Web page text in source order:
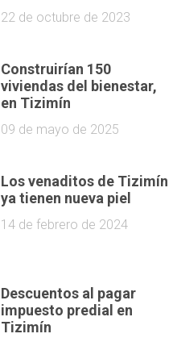
22 de octubre de 2023
Construirían 150
viviendas del bienestar,
en Tizimín
09 de mayo de 2025
Los venaditos de Tizimín
ya tienen nueva piel
14 de febrero de 2024
Descuentos al pagar
impuesto predial en
Tizimín